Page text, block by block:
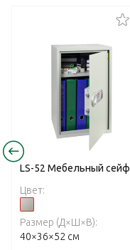
LS-52 Mебельный cейф
Цвет:
Размер (Д×Ш×В):
40×36×52 см